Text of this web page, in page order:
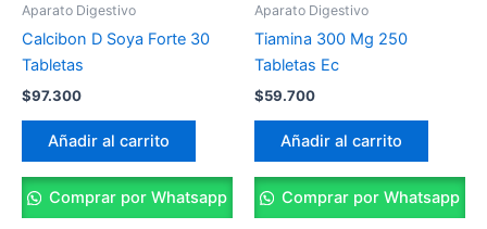
Aparato Digestivo
Calcibon D Soya Forte 30
Tabletas
$97.300
Añadir al carrito
Comprar por Whatsapp
Aparato Digestivo
Tiamina 300 Mg 250
Tabletas Ec
$59.700
Añadir al carrito
Comprar por Whatsapp